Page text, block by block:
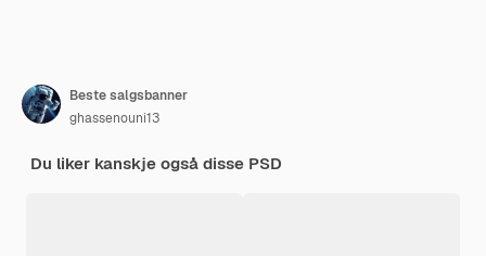
Beste salgsbanner
ghassenouni13
Du liker kanskje også disse PSD